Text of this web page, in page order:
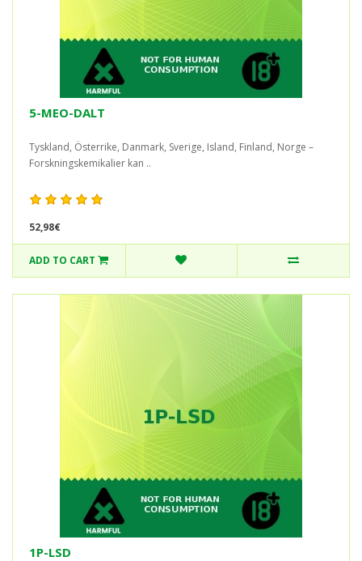
5-MEO-DALT
Tyskland, Österrike, Danmark, Sverige, Island, Finland, Norge –
Forskningskemikalier kan ..
52,98€
ADD TO CART
1P-LSD